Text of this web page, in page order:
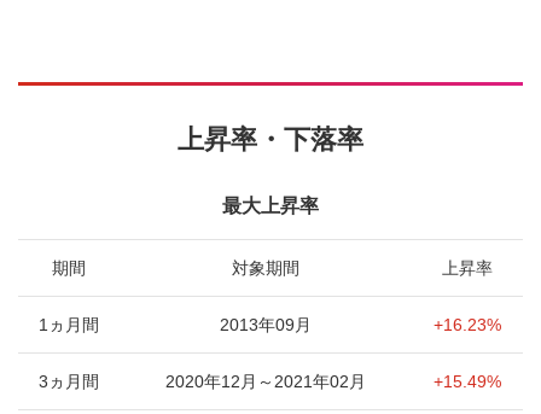
上昇率・下落率
最大上昇率
期間 対象期間 上昇率
1ヵ月間 2013年09月 +16.23%
3ヵ月間 2020年12月～2021年02月 +15.49%